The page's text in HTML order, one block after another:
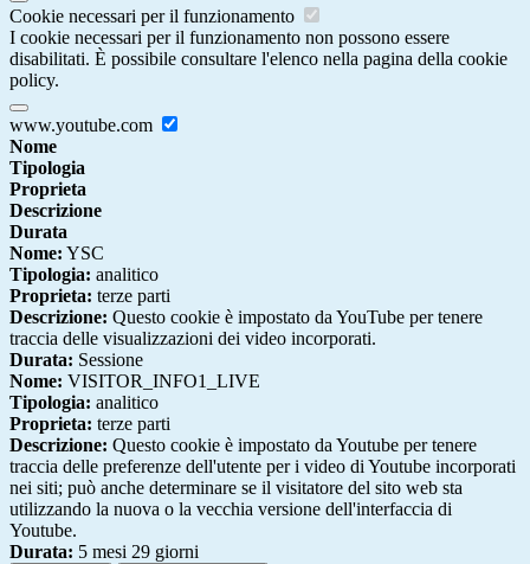
Cookie necessari per il funzionamento
I cookie necessari per il funzionamento non possono essere
disabilitati. È possibile consultare l'elenco nella pagina della cookie
policy.
www.youtube.com
Nome
Tipologia
Proprieta
Descrizione
Durata
Nome: YSC
Tipologia: analitico
Proprieta: terze parti
Descrizione: Questo cookie è impostato da YouTube per tenere
traccia delle visualizzazioni dei video incorporati.
Durata: Sessione
Nome: VISITOR_INFO1_LIVE
Tipologia: analitico
Proprieta: terze parti
Descrizione: Questo cookie è impostato da Youtube per tenere
traccia delle preferenze dell'utente per i video di Youtube incorporati
nei siti; può anche determinare se il visitatore del sito web sta
utilizzando la nuova o la vecchia versione dell'interfaccia di
Youtube.
Durata: 5 mesi 29 giorni